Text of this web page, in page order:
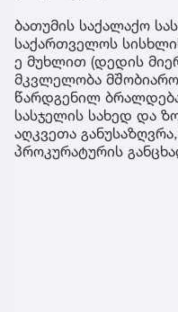
ბათუმის საქალაქო
საქართველოს
ე მუხლით (დედის
მკვლელობა
წარდგენილ
სასჯელის სახედ და
აღკვეთა
პროკურატურის